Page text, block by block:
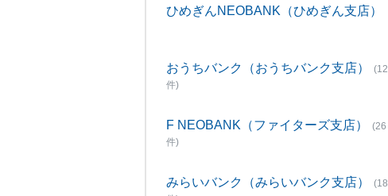
ひめぎんNEOBANK（ひめぎん支店）
おうちバンク（おうちバンク支店）
(12
件)
F NEOBANK（ファイターズ支店）
(26
件)
みらいバンク（みらいバンク支店）
(18